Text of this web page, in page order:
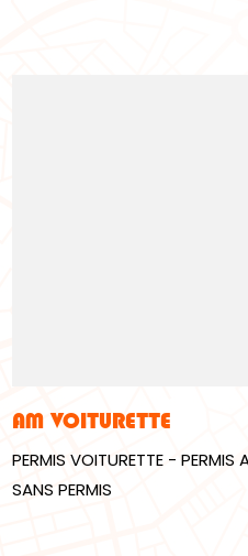
AM VOITURETTE
PERMIS VOITURETTE -
SANS PERMIS